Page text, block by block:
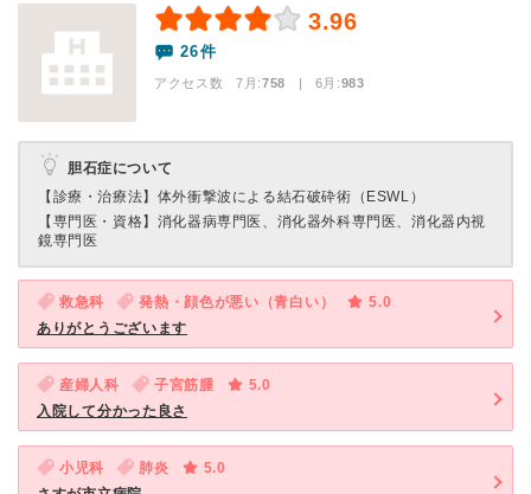
3.96
26件
アクセス数 7月:758 | 6月:983
胆石症について
【診療・治療法】 体外衝撃波による結石破砕術（ESWL）
【専門医・資格】 消化器病専門医、消化器外科専門医、消化器内視
鏡専門医
救急科 発熱・顔色が悪い（青白い）
5.0
ありがとうございます
産婦人科 子宮筋腫
5.0
入院して分かった良さ
小児科 肺炎
5.0